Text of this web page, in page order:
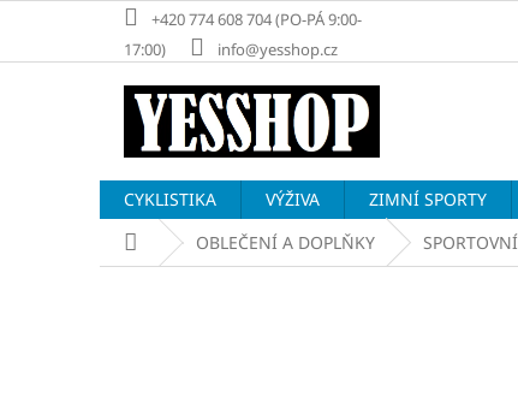
obsah
+420 774 608 704 (PO-PÁ 9:00-
17:00)
info@yesshop.cz
CYKLISTIKA VÝŽIVA ZIMNÍ SPORTY
Domů OBLEČENÍ A DOPLŇKY